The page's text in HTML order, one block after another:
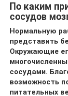
По каким
сосудов
Нормальную
представить
Окружающие
сосудами.
возможность
питательных